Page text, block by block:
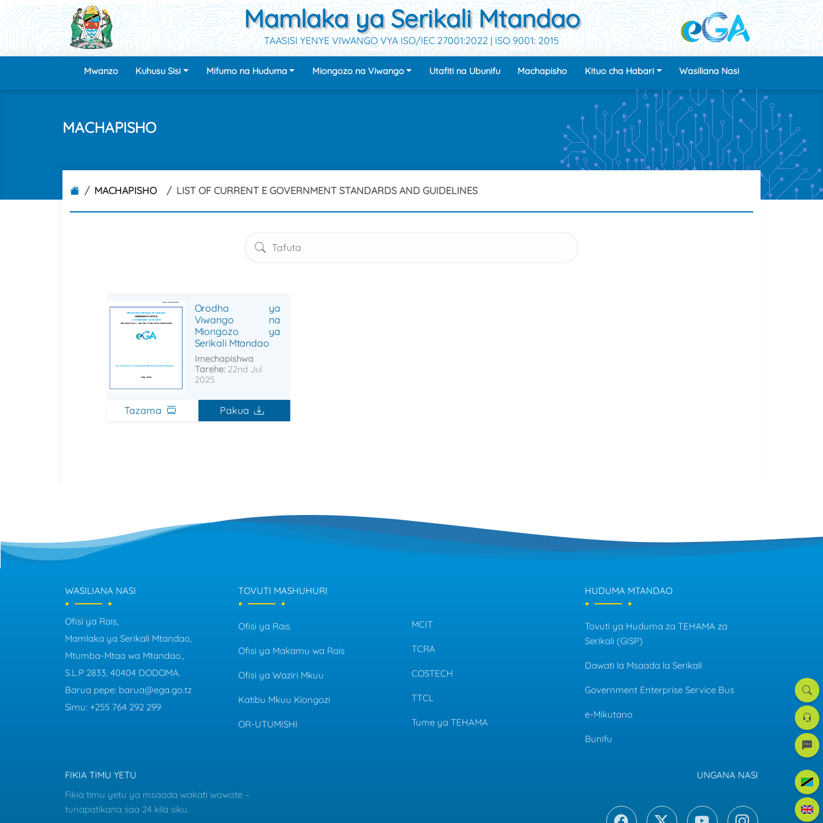
la
e-
Mamlaka ya Serikali Mtandao
TAASISI YENYE VIWANGO VYA ISO/IEC 27001:2022 | ISO 9001: 2015
Mwanzo Kuhusu Sisi Mifumo na Huduma Miongozo na Viwango Utafiti na Ubunifu Machapisho Kituo cha Habari Wasiliana Nasi
MACHAPISHO
MACHAPISHO LIST OF CURRENT E GOVERNMENT STANDARDS AND GUIDELINES
Orodha ya
Viwango na
Miongozo ya
Serikali Mtandao
Imechapishwa
Tarehe:22nd Jul
2025
Tazama Pakua
WASILIANA NASI
Ofisi ya Rais,
Mamlaka ya Serikali Mtandao,
Mtumba-Mtaa wa Mtandao.,
S.L.P 2833, 40404 DODOMA.
Barua pepe: barua@ega.go.tz
Simu: +255 764 292 299
TOVUTI MASHUHURI
Ofisi ya Rais
Ofisi ya Makamu wa Rais
Ofisi ya Waziri Mkuu
Katibu Mkuu Kiongozi
OR-UTUMISHI
MCIT
TCRA
COSTECH
TTCL
Tume ya TEHAMA
HUDUMA MTANDAO
Tovuti ya Huduma za TEHAMA za
Serikali (GISP)
Dawati la Msaada la Serikali
Government Enterprise Service Bus
e-Mikutano
Bunifu
FIKIA TIMU YETU
Fikia timu yetu ya msaada wakati wowote –
tunapatikana saa 24 kila siku.
UNGANA NASI